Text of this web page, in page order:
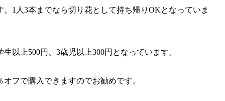
1人3本までなら切り花として持ち帰りOKとなっていま
以上500円、3歳児以上300円となっています。
フで購入できますのでお勧めです。